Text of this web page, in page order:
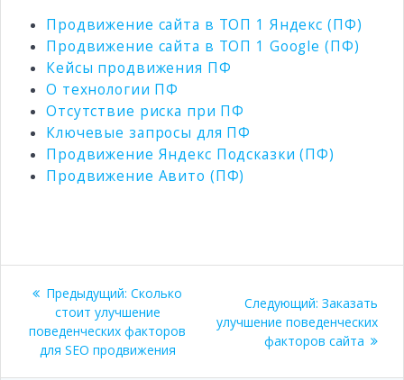
Продвижение сайта в ТОП 1 Яндекс (ПФ)
Продвижение сайта в ТОП 1 Google (ПФ)
Кейсы продвижения ПФ
О технологии ПФ
Отсутствие риска при ПФ
Ключевые запросы для ПФ
Продвижение Яндекс Подсказки (ПФ)
Продвижение Авито (ПФ)
Навигация
записям
Предыдущий: Предыдущая
запись:
Сколько
стоит улучшение
поведенческих факторов
для SEO продвижения
Следующий: Следующая
запись:
Заказать
улучшение поведенческих
факторов сайта